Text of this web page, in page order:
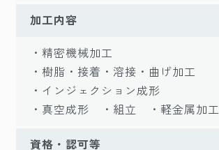
加工内容
・精密機械加工
・樹脂・接着・溶接・曲げ加工
・インジェクション成形
・真空成形 ・組立 ・軽金属加工
資格・認可等